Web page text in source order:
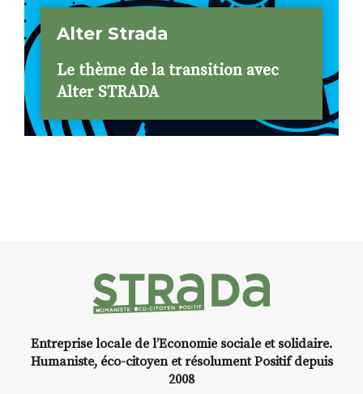
Alter Strada
Le thème de la transition avec
Alter STRADA
Entreprise locale de l’Economie sociale et solidaire.
Humaniste, éco-citoyen et résolument Positif depuis
2008